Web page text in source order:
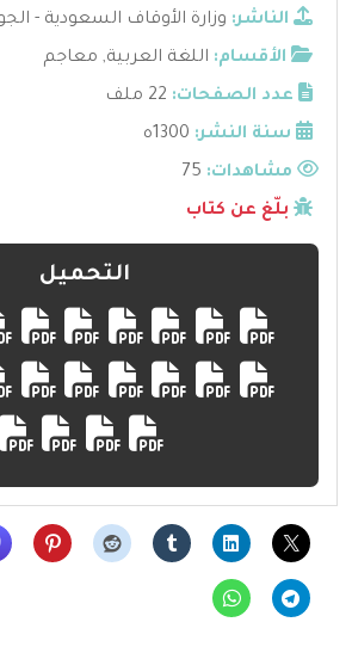
الناشر: وزارة الأوقاف السعودية -
الأقسام: اللغة العربية, معاجم
عدد الصفحات: 22 ملف
سنة النشر: 1300ه
مشاهدات:
بلّغ عن كتاب
التحميل